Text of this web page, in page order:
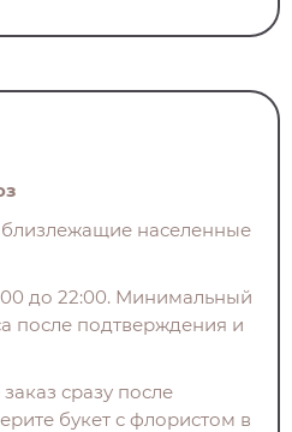
близлежащие населенные
до 22:00. Минимальный
после подтверждения и
сразу после
букет с флористом в